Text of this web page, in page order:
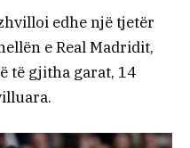
edhe një tjetër
e Real Madridit,
të gjitha garat, 14